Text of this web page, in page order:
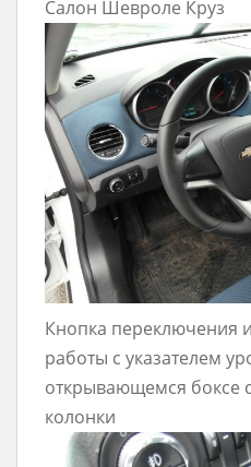
Салон Шевроле Круз
Кнопка переключения
работы с указателем
открывающемся боксе
колонки